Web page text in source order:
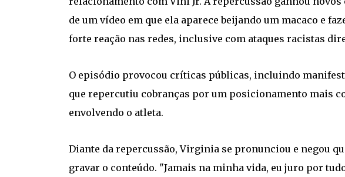
de um vídeo em que ela aparece beijando um macaco e
forte reação nas redes, inclusive com ataques racistas
O episódio provocou críticas públicas, incluindo
que repercutiu cobranças por um posicionamento mais
envolvendo o atleta.
Diante da repercussão, Virginia se pronunciou e negou
gravar o conteúdo. "Jamais na minha vida, eu juro por